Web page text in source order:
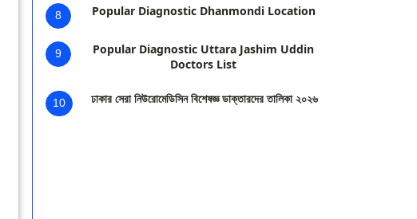
8 Popular Diagnostic Dhanmondi Location
9
Popular Diagnostic Uttara Jashim Uddin
Doctors List
10 ঢাকার সেরা নিউরোমেডিসিন বিশেষজ্ঞ ডাক্তারদের তালিকা ২০২৬